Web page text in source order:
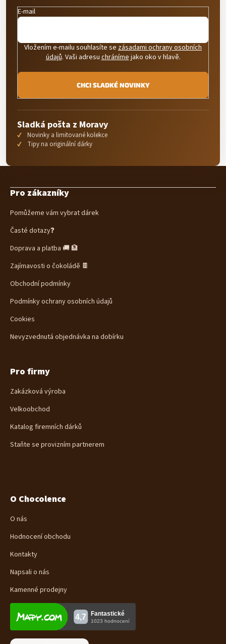
E-mail
Vložením e-mailu souhlasíte se zásadami ochrany osobních
údajů. Vaši adresuchránímejako oko v hlavě.
CHCI SLADKÉ NOVINKY
Sladká pošta z Moravy
Novinky a limitované kolekce
Tipy na originální dárky
Pro zákazníky
Pomůžeme vám vybrat dárek
Časté dotazy❓
Doprava a platba 🚚 🏦
Zajímavosti o čokoládě 🍫
Obchodní podmínky
Podmínky ochrany osobních údajů
Cookies
Nevyzvednutá objednávka na dobírku
Pro firmy
Zakázková výroba
Velkoobchod
Katalog firemních dárků
Staňte se provizním partnerem
O Chocolence
O nás
Hodnocení obchodu
Kontakty
Napsali o nás
Kamenné prodejny